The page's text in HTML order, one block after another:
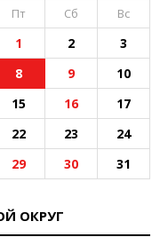
Пт Сб Вс
1 2
3
8 9
10
15 16
17
22 23
24
29 30 31
ОКРУГ